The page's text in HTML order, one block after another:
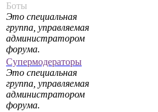
Боты
Это специальная
группа, управляемая
администратором
форума.
Супермодераторы
Это специальная
группа, управляемая
администратором
форума.